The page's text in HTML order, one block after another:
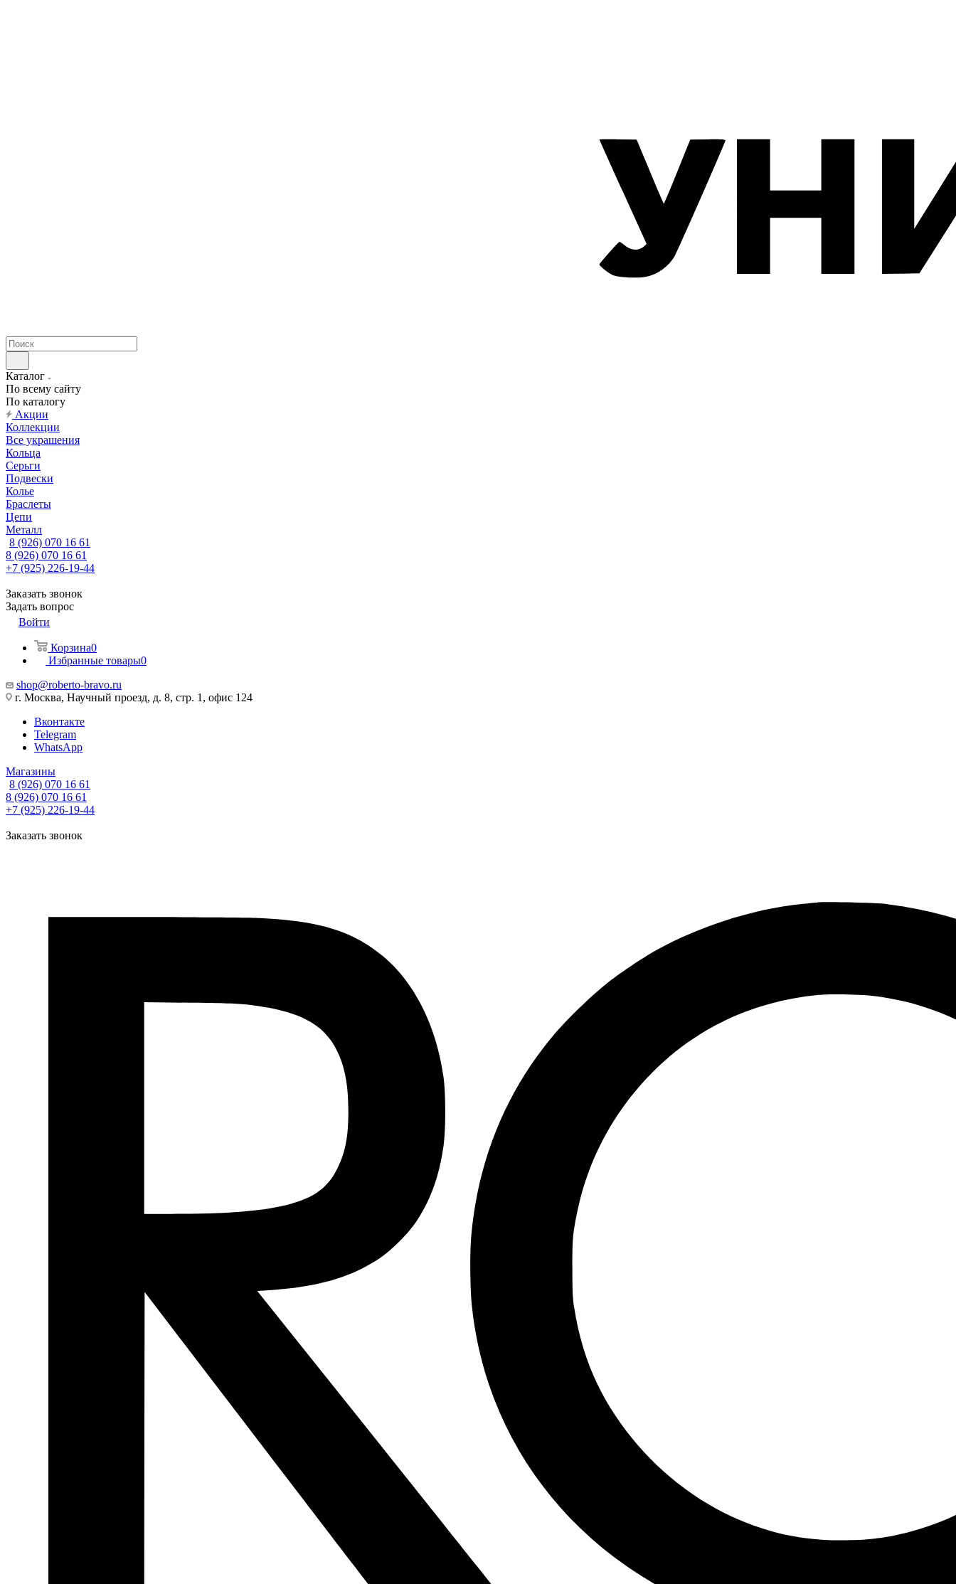
Каталог
По всему сайту
По каталогу
Акции
Коллекции
Все украшения
Кольца
Серьги
Подвески
Колье
Браслеты
Цепи
Металл
8 (926) 070 16 61
8 (926) 070 16 61
+7 (925) 226-19-44
Заказать звонок
Задать вопрос
Войти
Корзина0
Избранные товары0
shop@roberto-bravo.ru
г. Москва, Научный проезд, д. 8, стр. 1, офис 124
Вконтакте
Telegram
WhatsApp
Магазины
8 (926) 070 16 61
8 (926) 070 16 61
+7 (925) 226-19-44
Заказать звонок